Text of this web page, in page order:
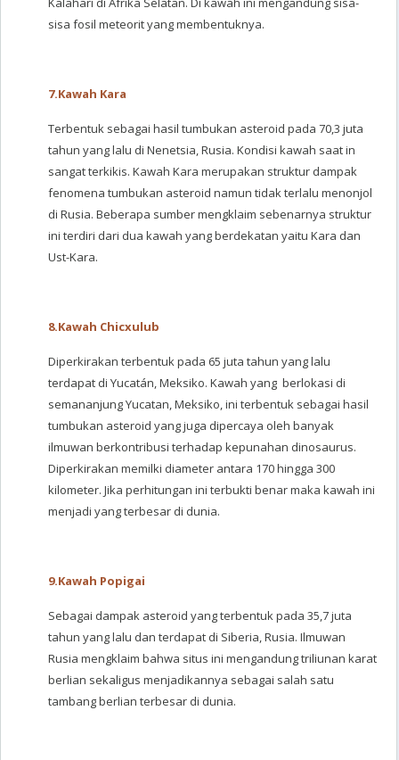
sisa fosil meteorit yang membentuknya.
7.Kawah Kara
Terbentuk sebagai hasil tumbukan asteroid pada 70,3 juta
tahun yang lalu di Nenetsia, Rusia. Kondisi kawah saat in
sangat terkikis. Kawah Kara merupakan struktur dampak
fenomena tumbukan asteroid namun tidak terlalu menonjol
di Rusia. Beberapa sumber mengklaim sebenarnya struktur
ini terdiri dari dua kawah yang berdekatan yaitu Kara dan
Ust-Kara.
8.Kawah Chicxulub
Diperkirakan terbentuk pada 65 juta tahun yang lalu
terdapat di Yucatán, Meksiko. Kawah yang berlokasi di
semananjung Yucatan, Meksiko, ini terbentuk sebagai hasil
tumbukan asteroid yang juga dipercaya oleh banyak
ilmuwan berkontribusi terhadap kepunahan dinosaurus.
Diperkirakan memilki diameter antara 170 hingga 300
kilometer. Jika perhitungan ini terbukti benar maka kawah ini
menjadi yang terbesar di dunia.
9.Kawah Popigai
Sebagai dampak asteroid yang terbentuk pada 35,7 juta
tahun yang lalu dan terdapat di Siberia, Rusia. Ilmuwan
Rusia mengklaim bahwa situs ini mengandung triliunan karat
berlian sekaligus menjadikannya sebagai salah satu
tambang berlian terbesar di dunia.